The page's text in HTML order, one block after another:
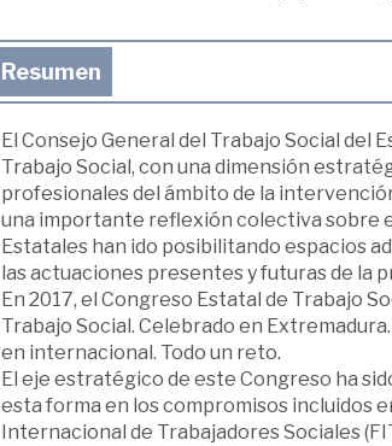
Resumen
El Consejo General del Trabajo Social del
Trabajo Social, con una dimensión
profesionales del ámbito de la
una importante reflexión colectiva sobre
Estatales han ido posibilitando espacios
las actuaciones presentes y futuras de la
En 2017, el Congreso Estatal de Trabajo
Trabajo Social. Celebrado en
en internacional. Todo un reto.
El eje estratégico de este Congreso ha
esta forma en los compromisos incluidos
Internacional de Trabajadores Sociales